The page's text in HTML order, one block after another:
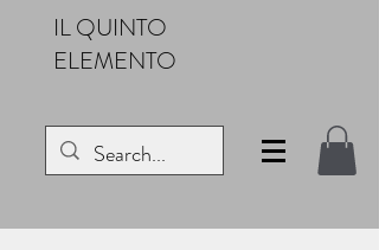
IL QUINTO
ELEMENTO